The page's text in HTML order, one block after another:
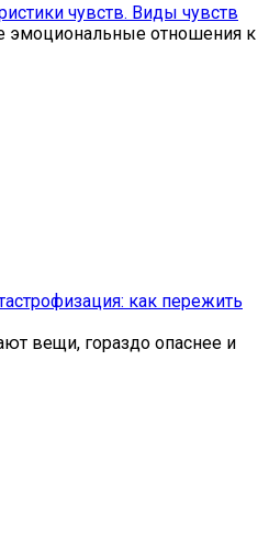
чувств. Виды чувств
эмоциональные отношения к
как пережить
вещи, гораздо опаснее и